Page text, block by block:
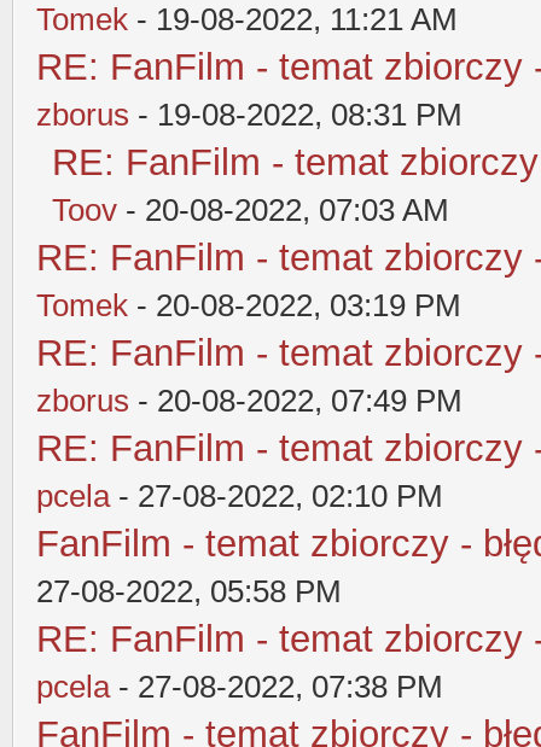
Tomek - 19-08-2022, 11:21 AM
RE: FanFilm - temat zbiorczy
zborus - 19-08-2022, 08:31 PM
RE: FanFilm - temat
Toov - 20-08-2022, 07:03 AM
RE: FanFilm - temat zbiorczy
Tomek - 20-08-2022, 03:19 PM
RE: FanFilm - temat zbiorczy
zborus - 20-08-2022, 07:49 PM
RE: FanFilm - temat zbiorczy
pcela- 27-08-2022, 02:10 PM
FanFilm - temat zbiorczy -
27-08-2022, 05:58 PM
RE: FanFilm - temat zbiorczy
pcela- 27-08-2022, 07:38 PM
FanFilm - temat zbiorczy -